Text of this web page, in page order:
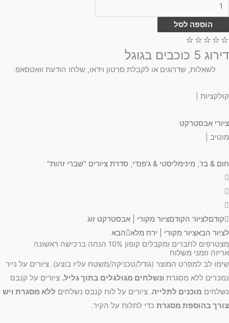
הוספה לסל
⭐⭐⭐⭐⭐
דירוג 5 כוכבים בגוגל
לשאלות, שדרוגים או לקבלת סרטון וידאו, שלחו הודעת וואטסאפ.
קולקציות |
ציורי אבסטרקט
מוטיב |
חום & בז', מינימליסטי & ג'פנדי, סדרת ציורים "שברי זהות"
קודםלציור הקודםציור מקורי | אבסטרקט זוג
לציור הבאציור מקורי | ירח מלא הבא
מצטרפים לחברים ומקבלים קופון 10% הנחה ברכישה ראשונה
אריזה וזמני משלוח
שימו לב למפרט המוצר (גודל/טכניקה/משטח עליו בוצע). ציורים על נייר
נמכרים ללא מסגרת ונשלחים מגולגלים בתוך גליל. ציורים על קנבס
נשלחים מוכנים לתלייה. ציורים על לוח קנבס נשלחים ללא מסגרת ויש
צורך בהוספת מסגרת כדי לתלות על הקיר.